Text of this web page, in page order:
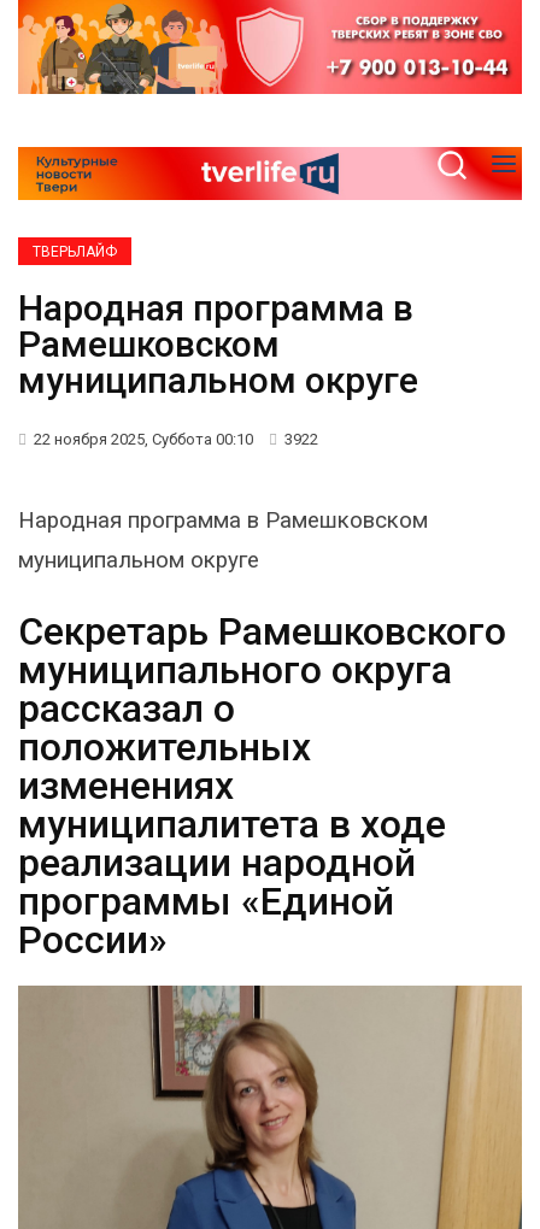
ТВЕРЬЛАЙФ
Народная программа в
Рамешковском
муниципальном округе
22 ноября 2025, Суббота 00:10 3922
Народная программа в Рамешковском
муниципальном округе
Секретарь Рамешковского
муниципального округа
рассказал о
положительных
изменениях
муниципалитета в ходе
реализации народной
программы «Единой
России»